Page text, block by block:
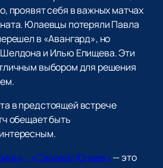
проявят себя в важных матчах
Юлаевцы потеряли Павла
в «Авангард», но
и Илью Епищева. Эти
выбором для решения
в предстоящей встрече
обещает быть
- «Салават Юлаев» — это